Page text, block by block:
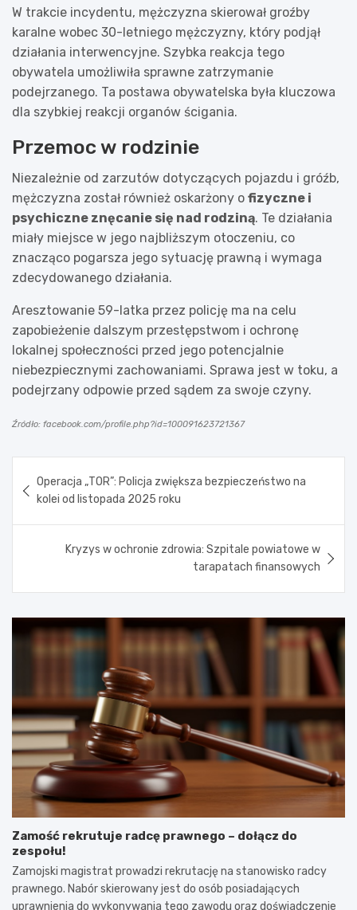
W trakcie incydentu, mężczyzna skierował groźby
karalne wobec 30-letniego mężczyzny, który podjął
działania interwencyjne. Szybka reakcja tego
obywatela umożliwiła sprawne zatrzymanie
podejrzanego. Ta postawa obywatelska była kluczowa
dla szybkiej reakcji organów ścigania.
Przemoc w rodzinie
Niezależnie od zarzutów dotyczących pojazdu i gróźb,
mężczyzna został również oskarżony o fizyczne i
psychiczne znęcanie się nad rodziną. Te działania
miały miejsce w jego najbliższym otoczeniu, co
znacząco pogarsza jego sytuację prawną i wymaga
zdecydowanego działania.
Aresztowanie 59-latka przez policję ma na celu
zapobieżenie dalszym przestępstwom i ochronę
lokalnej społeczności przed jego potencjalnie
niebezpiecznymi zachowaniami. Sprawa jest w toku, a
podejrzany odpowie przed sądem za swoje czyny.
Źródło: facebook.com/profile.php?id=100091623721367
wpisu
Operacja „TOR”: Policja zwiększa bezpieczeństwo na
kolei od listopada 2025 roku
Kryzys w ochronie zdrowia: Szpitale powiatowe w
tarapatach finansowych
Zamość rekrutuje radcę prawnego – dołącz do
zespołu!
Zamojski magistrat prowadzi rekrutację na stanowisko radcy
prawnego. Nabór skierowany jest do osób posiadających
uprawnienia do wykonywania tego zawodu oraz doświadczenie